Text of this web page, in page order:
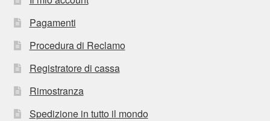
Pagamenti
Procedura di Reclamo
Registratore di cassa
Rimostranza
Spedizione in tutto il mondo